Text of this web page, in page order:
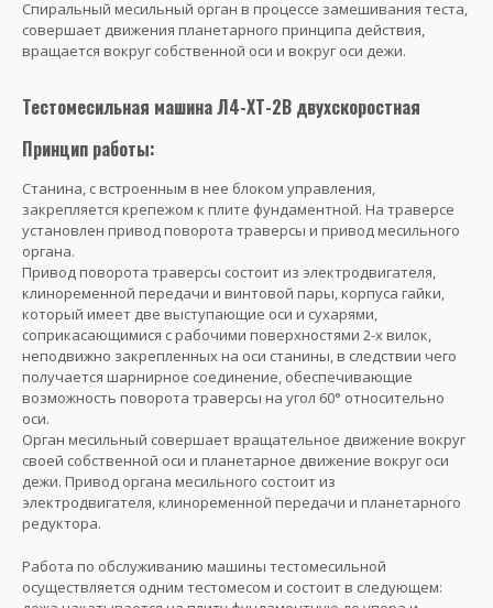
Спиральный месильный орган в процессе замешивания теста,
совершает движения планетарного принципа действия,
вращается вокруг собственной оси и вокруг оси дежи.
Тестомесильная машина Л4-ХТ-2В двухскоростная
Принцип работы:
Станина, с встроенным в нее блоком управления,
закрепляется крепежом к плите фундаментной. На траверсе
установлен привод поворота траверсы и привод месильного
органа.
Привод поворота траверсы состоит из электродвигателя,
клиноременной передачи и винтовой пары, корпуса гайки,
который имеет две выступающие оси и сухарями,
соприкасающимися с рабочими поверхностями 2-х вилок,
неподвижно закрепленных на оси станины, в следствии чего
получается шарнирное соединение, обеспечивающие
возможность поворота траверсы на угол 60° относительно
оси.
Орган месильный совершает вращательное движение вокруг
своей собственной оси и планетарное движение вокруг оси
дежи. Привод органа месильного состоит из
электродвигателя, клиноременной передачи и планетарного
редуктора.
Работа по обслуживанию машины тестомесильной
осуществляется одним тестомесом и состоит в следующем: